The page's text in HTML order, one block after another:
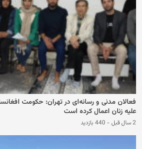
فعالان مدنی و رسانه‌ای در تهران: حکومت
علیه زنان اعمال کرده است
2 سال قبل - 440 بازدید